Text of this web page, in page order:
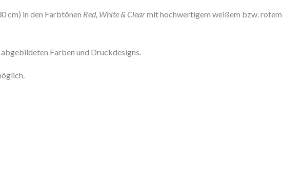
cm) in den Farbtönen Red, White & Clearmit hochwertigem weißem bzw. rotem
Farben und Druckdesigns.